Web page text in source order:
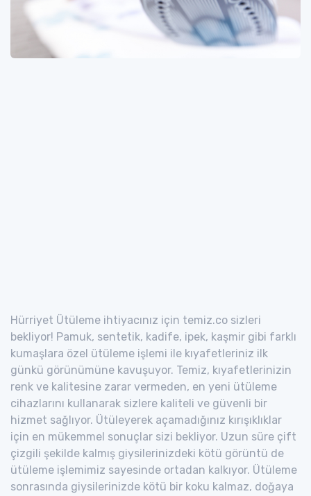
Hürriyet Ütüleme ihtiyacınız için temiz.co sizleri
bekliyor! Pamuk, sentetik, kadife, ipek, kaşmir gibi farklı
kumaşlara özel ütüleme işlemi ile kıyafetleriniz ilk
günkü görünümüne kavuşuyor. Temiz, kıyafetlerinizin
renk ve kalitesine zarar vermeden, en yeni ütüleme
cihazlarını kullanarak sizlere kaliteli ve güvenli bir
hizmet sağlıyor. Ütüleyerek açamadığınız kırışıklıklar
için en mükemmel sonuçlar sizi bekliyor. Uzun süre çift
çizgili şekilde kalmış giysilerinizdeki kötü görüntü de
ütüleme işlemimiz sayesinde ortadan kalkıyor. Ütüleme
sonrasında giysilerinizde kötü bir koku kalmaz, doğaya